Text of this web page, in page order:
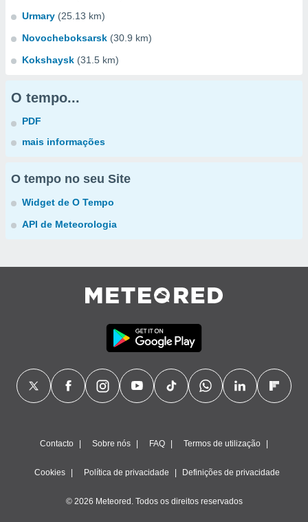
Urmary (25.13 km)
Novocheboksarsk (30.9 km)
Kokshaysk (31.5 km)
O tempo...
PDF
mais informações
O tempo no seu Site
Widget de O Tempo
API de Meteorologia
Contacto Sobre nós FAQ Termos de utilização
Cookies Política de privacidade Definições de privacidade
© 2026 Meteored. Todos os direitos reservados